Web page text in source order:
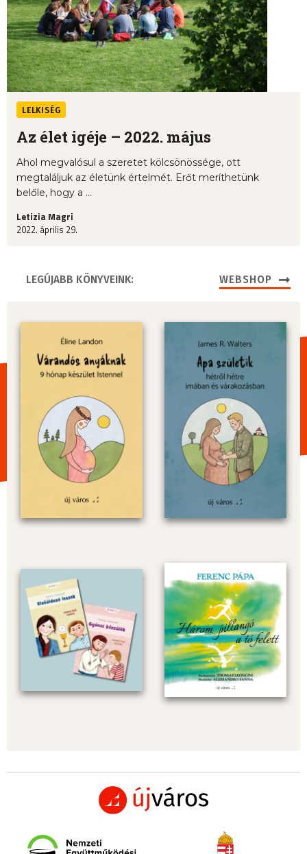
LELKISÉG
Az élet igéje – 2022. május
Ahol megvalósul a szeretet kölcsönössége, ott
megtaláljuk az életünk értelmét. Erőt meríthetünk
belőle, hogy a ...
Letizia Magri
2022. április 29.
LEGÚJABB KÖNYVEINK: WEBSHOP